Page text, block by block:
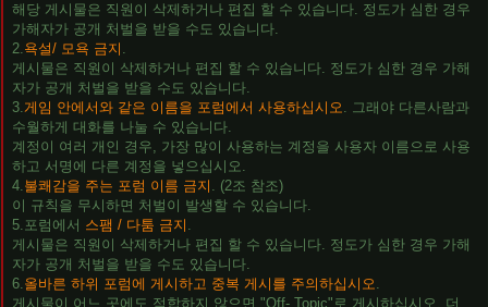
해당 게시물은 직원이 삭제하거나 편집 할 수 있습니다. 정도가 심한 경우
가해자가 공개 처벌을 받을 수도 있습니다.
2.욕설/ 모욕 금지 .
게시물은 직원이 삭제하거나 편집 할 수 있습니다. 정도가 심한 경우 가해
자가 공개 처벌을 받을 수도 있습니다.
3.게임 안에서와 같은 이름을 포럼에서 사용하십시오. 그래야 다른사람과
수월하게 대화를 나눌 수 있습니다.
계정이 여러 개인 경우, 가장 많이 사용하는 계정을 사용자 이름으로 사용
하고 서명에 다른 계정을 넣으십시오.
4.불쾌감을 주는 포럼 이름 금지 . (2조 참조)
이 규칙을 무시하면 처벌이 발생할 수 있습니다.
5.포럼에서 스팸 / 다툼 금지 .
게시물은 직원이 삭제하거나 편집 할 수 있습니다. 정도가 심한 경우 가해
자가 공개 처벌을 받을 수도 있습니다.
6.올바른 하위 포럼에 게시하고 중복 게시를 주의하십시오.
게시물이 어느 곳에도 적합하지 않으면 "Off- Topic"로 게시하십시오. 더